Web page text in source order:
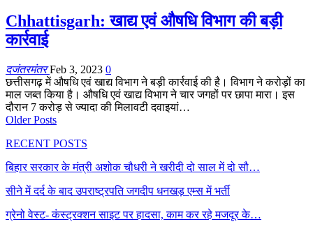
Chhattisgarh: खाद्य एवं औषधि विभाग की बड़ी
कार्रवाई
दजंतरमंतरFeb 3, 2023 0
छत्तीसगढ़ में औषधि एवं खाद्य विभाग ने बड़ी कार्रवाई की है। विभाग ने करोड़ों का
माल जब्त किया है। औषधि एवं खाद्य विभाग ने चार जगहों पर छापा मारा। इस
दौरान 7 करोड़ से ज्यादा की मिलावटी दवाइयां…
Older Posts
RECENT POSTS
बिहार सरकार के मंत्री अशोक चौधरी ने खरीदी दो साल में दो सौ…
सीने में दर्द के बाद उपराष्ट्रपति जगदीप धनखड़ एम्स में भर्ती
ग्रेनो वेस्ट- कंस्ट्रक्शन साइट पर हादसा, काम कर रहे मजदूर के…